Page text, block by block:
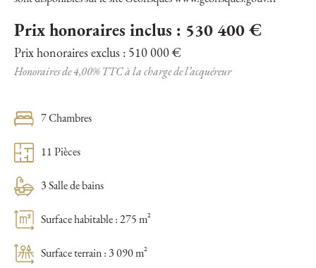
Prix honoraires inclus : 530 400 €
Prix honoraires exclus : 510 000 €
Honoraires de 4,00% TTC à la charge de l’acquéreur
7 Chambres
11 Pièces
3 Salle de bains
Surface habitable : 275 m²
Surface terrain : 3 090 m²